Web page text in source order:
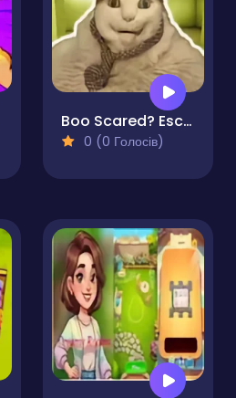
Boo Scared? Escape from Backrooms
0 (0 Голосів)